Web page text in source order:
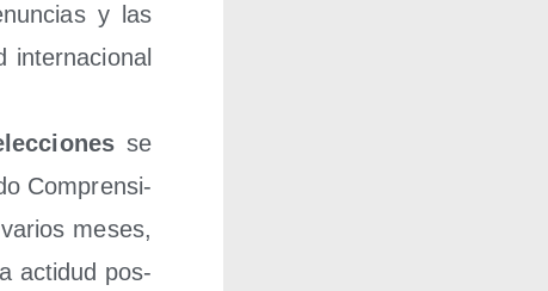
y las
inter­na­cio­nal
se
Com­pren­si­
meses,
acti­dud pos­